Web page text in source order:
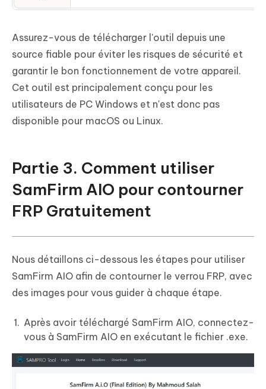
Assurez-vous de télécharger l'outil depuis une
source fiable pour éviter les risques de sécurité et
garantir le bon fonctionnement de votre appareil.
Cet outil est principalement conçu pour les
utilisateurs de PC Windows et n'est donc pas
disponible pour macOS ou Linux.
Partie 3. Comment utiliser
SamFirm AIO pour contourner
FRP Gratuitement
Nous détaillons ci-dessous les étapes pour utiliser
SamFirm AIO afin de contourner le verrou FRP, avec
des images pour vous guider à chaque étape.
Après avoir téléchargé SamFirm AIO, connectez-
vous à SamFirm AIO en exécutant le fichier .exe.